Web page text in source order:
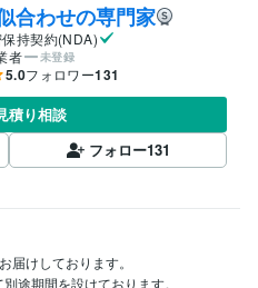
わせの専門家
持契約(NDA)
者
未登録
5.0フォロワー131
積り相談
フォロー131
届けしております。
途期間を設けております。